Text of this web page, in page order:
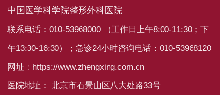
中国医学科学院整形外科医院
联系电话：010-53968000 （工作日上午8:00-11:30；下
午13:30-16:30）；急诊24小时咨询电话：010-53968120
网址：https://www.zhengxing.com.cn
医院地址： 北京市石景山区八大处路33号